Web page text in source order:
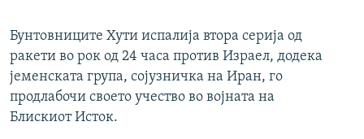
Бунтовниците Хути испалија втора серија од
ракети во рок од 24 часа против Израел, додека
јеменската група, сојузничка на Иран, го
продлабочи своето учество во војната на
Блискиот Исток.